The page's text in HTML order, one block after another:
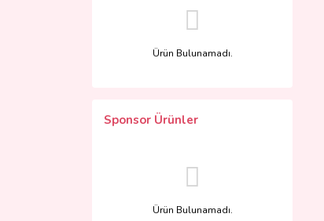
Ürün Bulunamadı.
Sponsor Ürünler
Ürün Bulunamadı.